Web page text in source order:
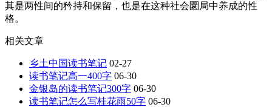
其是两性间的矜持和保留，也是在这种社会圜局中养成的性
格。
相关文章
乡土中国读书笔记 02-27
读书笔记高一400字 06-30
金银岛的读书笔记300字 06-30
读书笔记怎么写桂花雨50字 06-30